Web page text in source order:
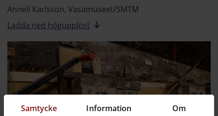
Samtycke Information Om
Anneli Karlsson, Vasamuseet/SMTM
Ladda ned högupplöst